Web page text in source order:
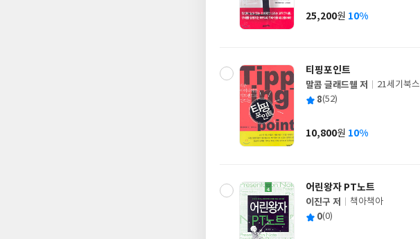
사
가
25,200원 10%
티핑포인트
글
쓴
말콤 글래드웰 저
출
사
21세기북스
평 8(52)
가
10,800원 10%
어린왕자 PT노트
글
쓴
이진구 저
출
책아책아
평 0(0)